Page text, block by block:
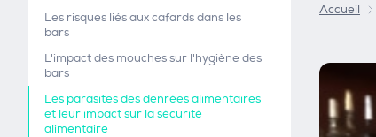
Les risques liés aux cafards dans les
bars
L'impact des mouches sur l'hygiène des
bars
Les parasites des denrées alimentaires
et leur impact sur la sécurité
alimentaire
Accueil